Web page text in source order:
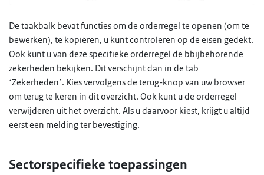
De taakbalk bevat functies om de orderregel te openen (om te
bewerken), te kopiëren, u kunt controleren op de eisen gedekt.
Ook kunt u van deze specifieke orderregel de bbijbehorende
zekerheden bekijken. Dit verschijnt dan in de tab
‘Zekerheden’. Kies vervolgens de terug-knop van uw browser
om terug te keren in dit overzicht. Ook kunt u de orderregel
verwijderen uit het overzicht. Als u daarvoor kiest, krijgt u altijd
eerst een melding ter bevestiging.
Sectorspecifieke toepassingen